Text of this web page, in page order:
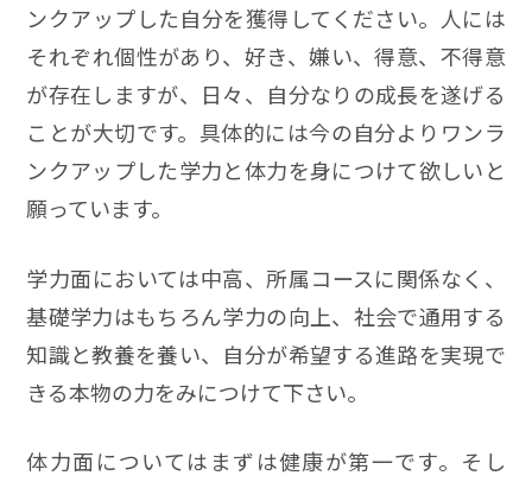
ンクアップした自分を獲得してください。人には
それぞれ個性があり、好き、嫌い、得意、不得意
が存在しますが、日々、自分なりの成長を遂げる
ことが大切です。具体的には今の自分よりワンラ
ンクアップした学力と体力を身につけて欲しいと
願っています。
学力面においては中高、所属コースに関係なく、
基礎学力はもちろん学力の向上、社会で通用する
知識と教養を養い、自分が希望する進路を実現で
きる本物の力をみにつけて下さい。
体力面についてはまずは健康が第一です。そし